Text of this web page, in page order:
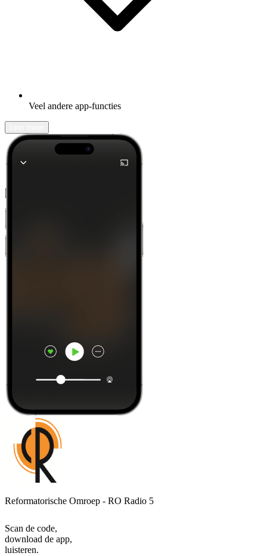
Veel andere app-functies
Reformatorische Omroep - RO Radio 5
Scan de code,
download de app,
luisteren.